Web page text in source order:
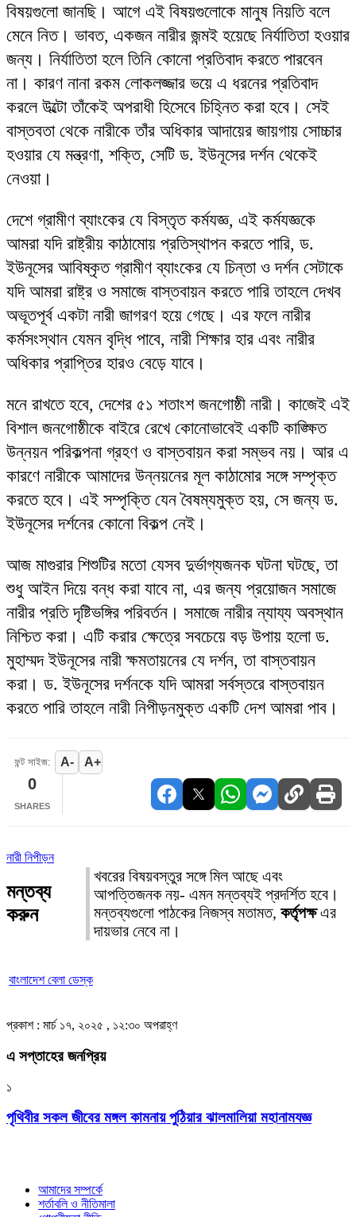
বিষয়গুলো জানছি। আগে এই বিষয়গুলোকে মানুষ নিয়তি বলে
মেনে নিত। ভাবত, একজন নারীর জন্মই হয়েছে নির্যাতিতা হওয়ার
জন্য। নির্যাতিতা হলে তিনি কোনো প্রতিবাদ করতে পারবেন
না। কারণ নানা রকম লোকলজ্জার ভয়ে এ ধরনের প্রতিবাদ
করলে উল্টো তাঁকেই অপরাধী হিসেবে চিহ্নিত করা হবে। সেই
বাস্তবতা থেকে নারীকে তাঁর অধিকার আদায়ের জায়গায় সোচ্চার
হওয়ার যে মন্ত্রণা, শক্তি, সেটি ড. ইউনূসের দর্শন থেকেই
নেওয়া।
দেশে গ্রামীণ ব্যাংকের যে বিস্তৃত কর্মযজ্ঞ, এই কর্মযজ্ঞকে
আমরা যদি রাষ্ট্রীয় কাঠামোয় প্রতিস্থাপন করতে পারি, ড.
ইউনূসের আবিষ্কৃত গ্রামীণ ব্যাংকের যে চিন্তা ও দর্শন সেটাকে
যদি আমরা রাষ্ট্র ও সমাজে বাস্তবায়ন করতে পারি তাহলে দেখব
অভূতপূর্ব একটা নারী জাগরণ হয়ে গেছে। এর ফলে নারীর
কর্মসংস্থান যেমন বৃদ্ধি পাবে, নারী শিক্ষার হার এবং নারীর
অধিকার প্রাপ্তির হারও বেড়ে যাবে।
মনে রাখতে হবে, দেশের ৫১ শতাংশ জনগোষ্ঠী নারী। কাজেই এই
বিশাল জনগোষ্ঠীকে বাইরে রেখে কোনোভাবেই একটি কাঙ্ক্ষিত
উন্নয়ন পরিকল্পনা গ্রহণ ও বাস্তবায়ন করা সম্ভব নয়। আর এ
কারণে নারীকে আমাদের উন্নয়নের মূল কাঠামোর সঙ্গে সম্পৃক্ত
করতে হবে। এই সম্পৃক্তি যেন বৈষম্যমুক্ত হয়, সে জন্য ড.
ইউনূসের দর্শনের কোনো বিকল্প নেই।
আজ মাগুরার শিশুটির মতো যেসব দুর্ভাগ্যজনক ঘটনা ঘটছে, তা
শুধু আইন দিয়ে বন্ধ করা যাবে না, এর জন্য প্রয়োজন সমাজে
নারীর প্রতি দৃষ্টিভঙ্গির পরিবর্তন। সমাজে নারীর ন্যায্য অবস্থান
নিশ্চিত করা। এটি করার ক্ষেত্রে সবচেয়ে বড় উপায় হলো ড.
মুহাম্মদ ইউনূসের নারী ক্ষমতায়নের যে দর্শন, তা বাস্তবায়ন
করা। ড. ইউনূসের দর্শনকে যদি আমরা সর্বস্তরে বাস্তবায়ন
করতে পারি তাহলে নারী নিপীড়নমুক্ত একটি দেশ আমরা পাব।
ফন্ট সাইজ: A- A+
0
SHARES
নারী নিপীড়ন
মন্তব্য
করুন
খবরের বিষয়বস্তুর সঙ্গে মিল আছে এবং
আপত্তিজনক নয়- এমন মন্তব্যই প্রদর্শিত হবে।
মন্তব্যগুলো পাঠকের নিজস্ব মতামত, কর্তৃপক্ষএর
দায়ভার নেবে না।
বাংলাদেশ বেলা ডেস্ক
প্রকাশ : মার্চ ১৭, ২০২৫ , ১২:৩০ অপরাহ্ণ
এ সপ্তাহের জনপ্রিয়
১
পৃথিবীর সকল জীবের মঙ্গল কামনায় পুঠিয়ার ঝালমালিয়া মহানামযজ্ঞ
আমাদের সম্পর্কে
শর্তাবলি ও নীতিমালা